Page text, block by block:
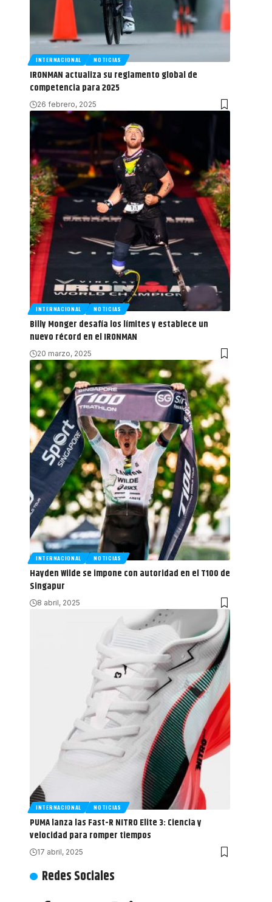
INTERNACIONAL NOTICIAS
IRONMAN actualiza su reglamento global de
competencia para 2025
26 febrero, 2025
INTERNACIONAL NOTICIAS
Billy Monger desafía los límites y establece un
nuevo récord en el IRONMAN
20 marzo, 2025
INTERNACIONAL NOTICIAS
Hayden Wilde se impone con autoridad en el T100 de
Singapur
8 abril, 2025
INTERNACIONAL NOTICIAS
PUMA lanza las Fast-R NITRO Elite 3: Ciencia y
velocidad para romper tiempos
17 abril, 2025
Redes Sociales